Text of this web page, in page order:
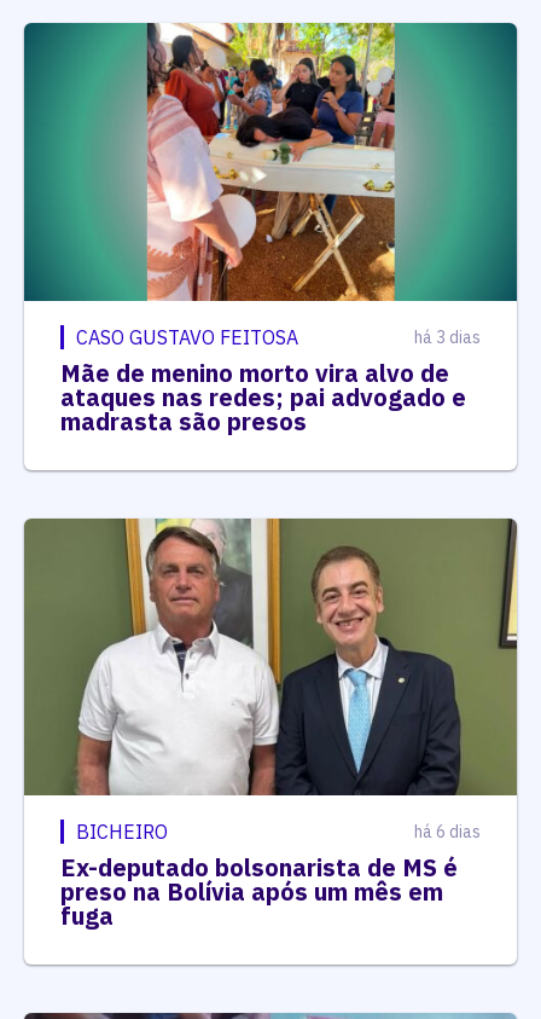
CASO GUSTAVO FEITOSA há 3 dias
Mãe de menino morto vira alvo de
ataques nas redes; pai advogado e
madrasta são presos
BICHEIRO há 6 dias
Ex-deputado bolsonarista de MS é
preso na Bolívia após um mês em
fuga